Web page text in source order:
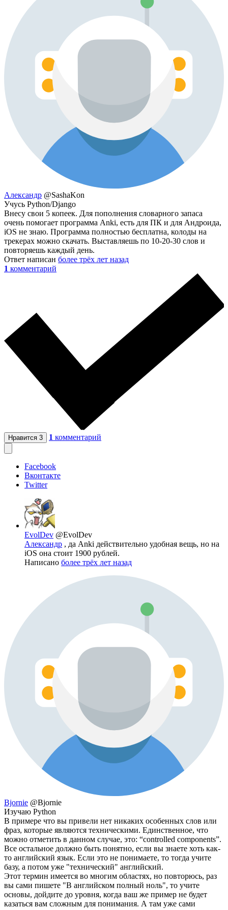
Александр @SashaKon
Учусь Python/Django
Внесу свои 5 копеек. Для пополнения словарного запаса
очень помогает программа Anki, есть для ПК и для Андроида,
iOS не знаю. Программа полностью бесплатна, колоды на
трекерах можно скачать. Выставляешь по 10-20-30 слов и
повторяешь каждый день.
Ответ написан более трёх лет назад
1 комментарий
Нравится 3 1 комментарий
Facebook
Вконтакте
Twitter
EvolDev @EvolDev
Александр , да Anki действительно удобная вещь, но на
iOS она стоит 1900 рублей.
Написано более трёх лет назад
Bjornie @Bjornie
Изучаю Python
В примере что вы привели нет никаких особенных слов или
фраз, которые являются техническими. Единственное, что
можно отметить в данном случае, это: “controlled components”.
Все остальное должно быть понятно, если вы знаете хоть как-
то английский язык. Если это не понимаете, то тогда учите
базу, а потом уже "технический" английский.
Этот термин имеется во многим областях, но повторюсь, раз
вы сами пишете "В английском полный ноль", то учите
основы, дойдите до уровня, когда ваш же пример не будет
казаться вам сложным для понимания. А там уже сами